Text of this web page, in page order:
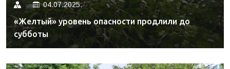
04.07.2025.
«Желтый» уровень опасности продлили до
субботы